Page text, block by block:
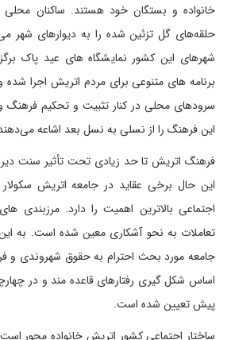
خانواده و بستگان خود هستند. ساکنان
حلقه‌های گل تزئین شده را به دیوارهای شهر
شهرهای این کشور نمایشگاه های عید پاک
برنامه های متنوعی برای مردم اتریش اجرا شده
سرودهای محلی در کنار تثبیت و تحکیم فرهنگ
این فرهنگ را از نسلی به نسل بعد اشاعه
فرهنگ اتریش تا حد زیادی تحت تأثیر سنت
این حال برخی عقاید در جامعه اتریش
اجتماعی بالاترین اهمیت را دارد. مرزبندی
تعاملات به نحو آشکاری معین شده است. به
جامعه مورد بحث احترام به حقوق شهروندی و
اساس شکل گیری رفتارهای قاعده مند و در
پیش تعیین شده است.
ساختار اجتماعی کشور اتریش خانواده محور